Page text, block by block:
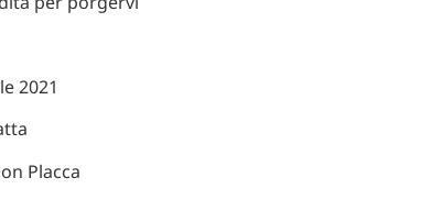
2021
Placca